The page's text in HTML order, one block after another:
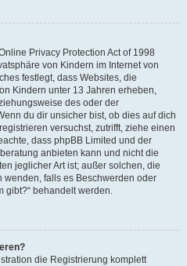
Privacy Protection Act of 1998
von Kindern im Internet von
festlegt, dass Websites, die
Kindern unter 13 Jahren erheben,
des oder der
du dir unsicher bist, ob dies auf dich
versuchst, zutrifft, ziehe einen
dass phpBB Limited und der
anbieten kann und nicht die
jeglicher Art ist; außer solchen, die
wenden, falls es Beschwerden oder
gibt?“ behandelt werden.
die Registrierung komplett